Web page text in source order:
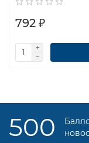
792 ₽
500